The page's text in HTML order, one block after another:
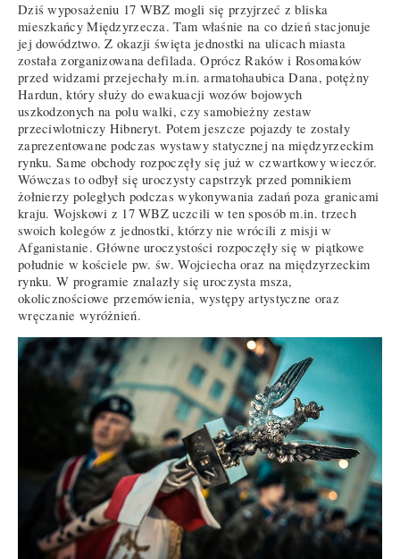
Dziś wyposażeniu 17 WBZ mogli się przyjrzeć z bliska
mieszkańcy Międzyrzecza. Tam właśnie na co dzień stacjonuje
jej dowództwo. Z okazji święta jednostki na ulicach miasta
została zorganizowana defilada. Oprócz Raków i Rosomaków
przed widzami przejechały m.in. armatohaubica Dana, potężny
Hardun, który służy do ewakuacji wozów bojowych
uszkodzonych na polu walki, czy samobieżny zestaw
przeciwlotniczy Hibneryt. Potem jeszcze pojazdy te zostały
zaprezentowane podczas wystawy statycznej na międzyrzeckim
rynku. Same obchody rozpoczęły się już w czwartkowy wieczór.
Wówczas to odbył się uroczysty capstrzyk przed pomnikiem
żołnierzy poległych podczas wykonywania zadań poza granicami
kraju. Wojskowi z 17 WBZ uczcili w ten sposób m.in. trzech
swoich kolegów z jednostki, którzy nie wrócili z misji w
Afganistanie. Główne uroczystości rozpoczęły się w piątkowe
południe w kościele pw. św. Wojciecha oraz na międzyrzeckim
rynku. W programie znalazły się uroczysta msza,
okolicznościowe przemówienia, występy artystyczne oraz
wręczanie wyróżnień.